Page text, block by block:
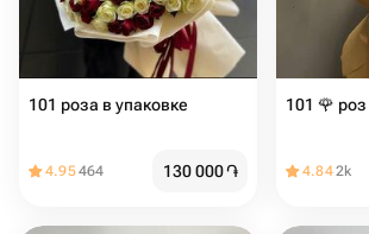
101 роза в упаковке
4.95464 130 000֏
101 🌹 роз
4.842k